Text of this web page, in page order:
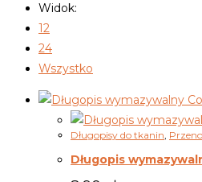
Widok:
12
24
Wszystko
Długopisy do tkanin,
Długopis